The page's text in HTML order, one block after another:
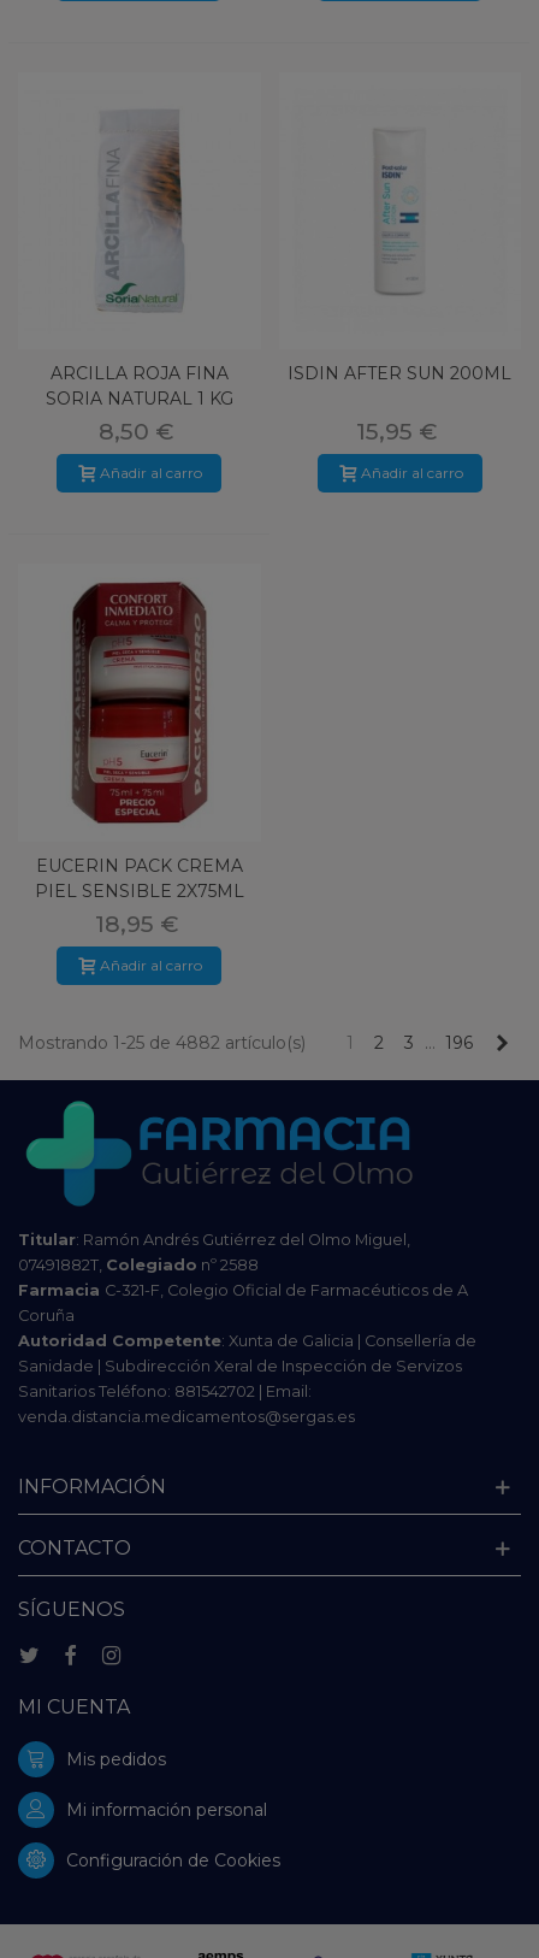
ARCILLA ROJA FINA
SORIA NATURAL 1 KG
8,50 €
Añadir al carro
ISDIN AFTER SUN 200ML
15,95 €
Añadir al carro
EUCERIN PACK CREMA
PIEL SENSIBLE 2X75ML
18,95 €
Añadir al carro
Mostrando 1-25 de 4882 artículo(s) 1 2 3 … 196
Titular: Ramón Andrés Gutiérrez del Olmo Miguel,
07491882T, Colegiado nº 2588
Farmacia C-321-F, Colegio Oficial de Farmacéuticos de A
Coruña
Autoridad Competente: Xunta de Galicia | Consellería de
Sanidade | Subdirección Xeral de Inspección de Servizos
Sanitarios Teléfono: 881542702 | Email:
venda.distancia.medicamentos@sergas.es
INFORMACIÓN
CONTACTO
SÍGUENOS
MI CUENTA
Mis pedidos
Mi información personal
Configuración de Cookies